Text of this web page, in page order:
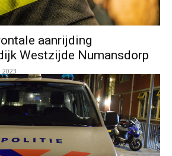
aanrijding
Westzijde Numansdorp